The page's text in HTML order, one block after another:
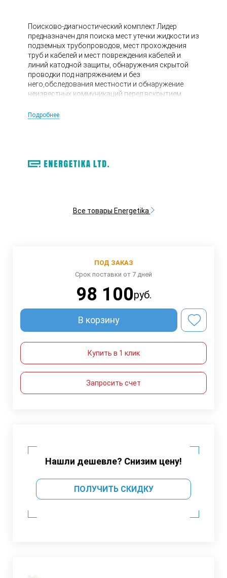
Поисково-диагностический комплект Лидер
предназначен для поиска мест утечки жидкости из
подземных трубопроводов, мест прохождения
труб и кабелей и мест повреждения кабелей и
линий катодной защиты, обнаружения скрытой
проводки под напряжением и без
него,обследования местности и обнаружение
неизвестных коммуникаций перед вскрытием
кабелей.
Подробнее
Все товары Energetika
ПОД ЗАКАЗ
Срок поставки от 7 дней
98 100руб.
В корзину
Купить в 1 клик
Запросить счет
Нашли дешевле? Снизим цену!
ПОЛУЧИТЬ СКИДКУ